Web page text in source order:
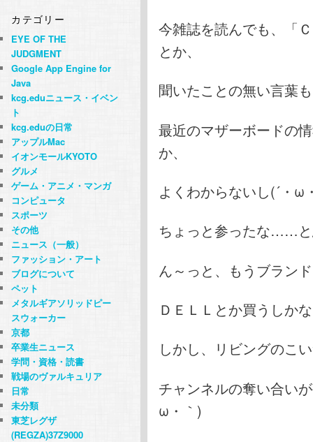
今雑誌を読んでも、「
とか、
聞いたことの無い言葉
最近のマザーボードの
か、
よくわからないし(´・ω
ちょっと参ったな……
ん～っと、もうブラン
ＤＥＬＬとか買うしか
しかし、リビングのこ
チャンネルの奪い合い
ω・｀)
カテゴリー
EYE OF THE
JUDGMENT
Google App Engine for
Java
kcg.eduニュース・イベン
ト
kcg.eduの日常
アップルMac
イオンモールKYOTO
グルメ
ゲーム・アニメ・マンガ
コンピュータ
スポーツ
その他
ニュース（一般）
ファッション・アート
ブログについて
ペット
メタルギアソリッドピー
スウォーカー
京都
卒業生ニュース
学問・資格・読書
戦場のヴァルキュリア
日常
未分類
東芝レグザ
(REGZA)37Z9000